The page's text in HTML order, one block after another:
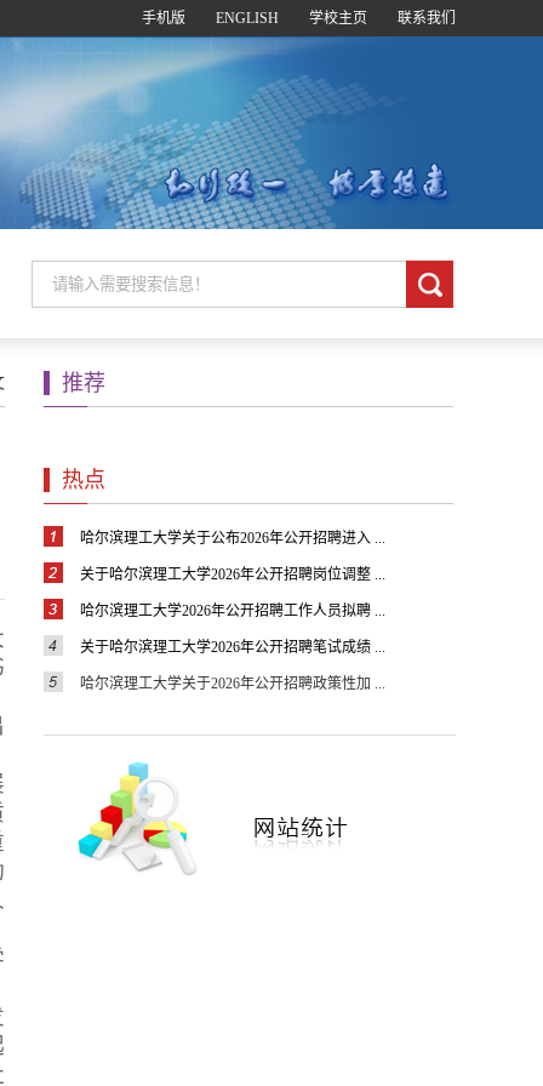
手机版 ENGLISH 学校主页 联系我们
推荐
热点
哈尔滨理工大学关于公布2026年公开招聘进入 ...
关于哈尔滨理工大学2026年公开招聘岗位调整 ...
哈尔滨理工大学2026年公开招聘工作人员拟聘 ...
关于哈尔滨理工大学2026年公开招聘笔试成绩 ...
哈尔滨理工大学关于2026年公开招聘政策性加 ...